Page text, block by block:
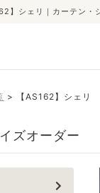
】シェリ｜カーテン
【AS162】シェリ
ズオーダー